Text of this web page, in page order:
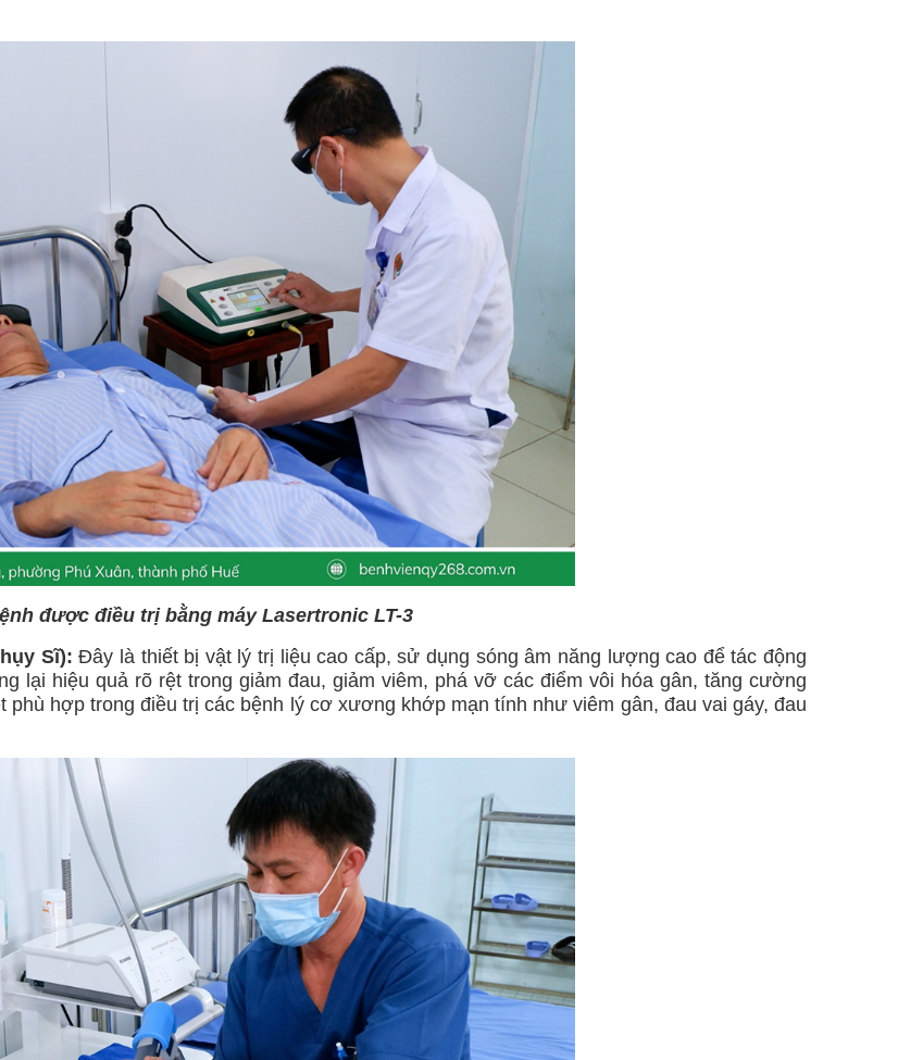
được điều trị bằng máy Lasertronic LT-3
Sĩ):Đây là thiết bị vật lý trị liệu cao cấp, sử dụng sóng âm năng lượng cao để tác động
lại hiệu quả rõ rệt trong giảm đau, giảm viêm, phá vỡ các điểm vôi hóa gân, tăng cường
phù hợp trong điều trị các bệnh lý cơ xương khớp mạn tính như viêm gân, đau vai gáy, đau